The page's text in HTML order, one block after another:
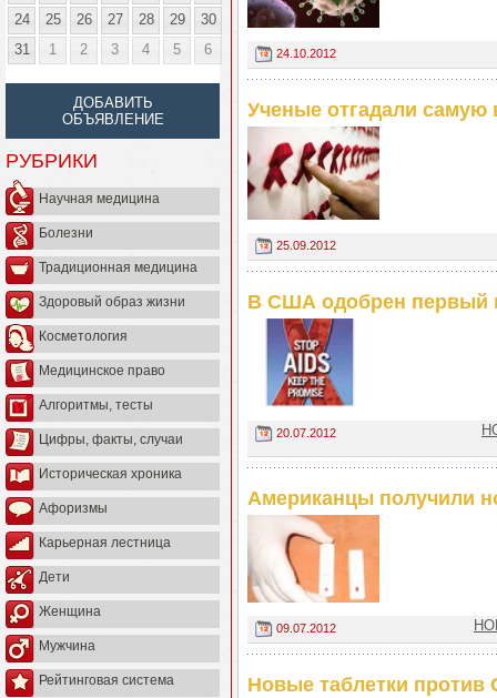
24
25 26 27 28 29
30
31
1 2 3 4 5 6
ДОБАВИТЬ
ОБЪЯВЛЕНИЕ
РУБРИКИ
Научная медицина
Болезни
Традиционная медицина
Здоровый образ жизни
Косметология
Медицинское право
Алгоритмы, тесты
Цифры, факты, случаи
Историческая хроника
Афоризмы
Карьерная лестница
Дети
Женщина
Мужчина
Рейтинговая система
24.10.2012
Ученые отгадали самую
25.09.2012
В США одобрен первый
20.07.2012
Американцы получили
09.07.2012
Новые таблетки